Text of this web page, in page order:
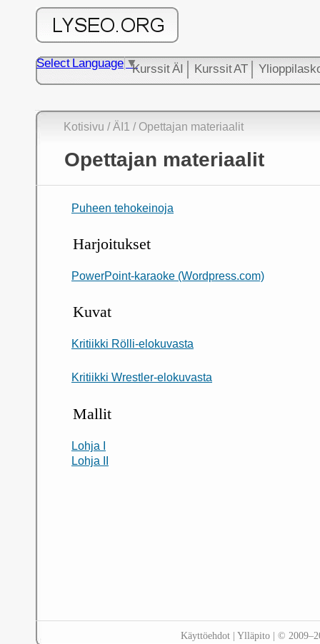
Kurssit ÄI Kurssit AT
Select Language ▼
Kotisivu /ÄI1 / Opettajan materiaalit
Opettajan materiaalit
Puheen tehokeinoja
Harjoitukset
PowerPoint-karaoke (Wordpress.com)
Kuvat
Kritiikki Rölli-elokuvasta
Kritiikki Wrestler-elokuvasta
Mallit
Lohja I
Lohja II
Käyttöehdot| Ylläpito| ©